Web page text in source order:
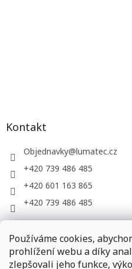
Používáme cookies,
prohlížení webu a díky
zlepšovali jeho funkce,
Kontakt
Objednavky@lumatec.cz
+420 739 486 485
+420 601 163 865
+420 739 486 485
LUMATEC,